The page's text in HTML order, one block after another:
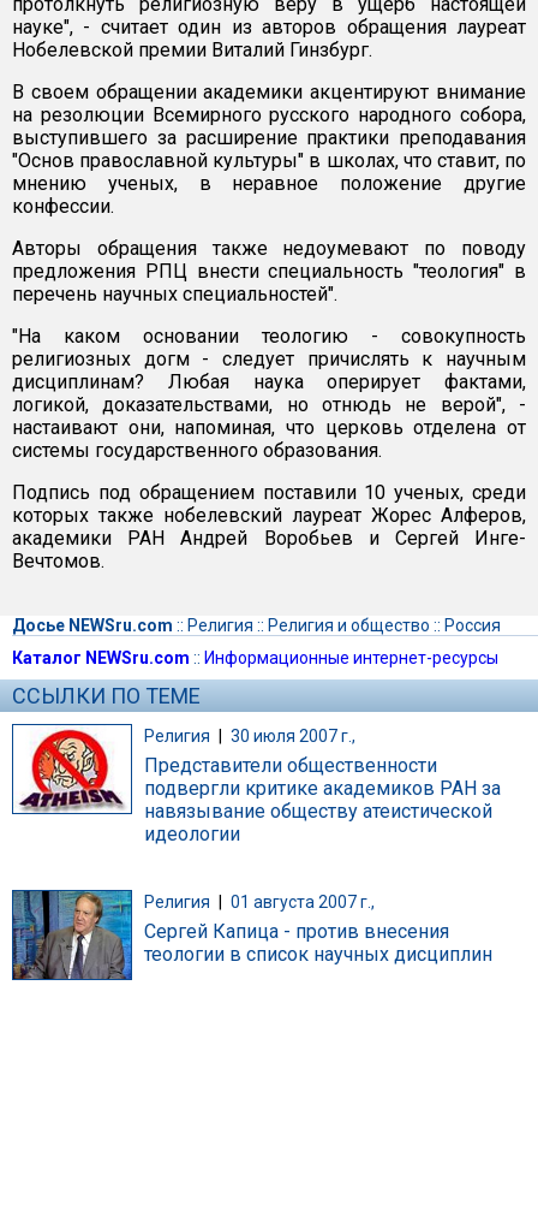
науке", - считает один из авторов обращения лауреат
Нобелевской премии Виталий Гинзбург.
В своем обращении академики акцентируют внимание
на резолюции Всемирного русского народного собора,
выступившего за расширение практики преподавания
"Основ православной культуры" в школах, что ставит, по
мнению ученых, в неравное положение другие
конфессии.
Авторы обращения также недоумевают по поводу
предложения РПЦ внести специальность "теология" в
перечень научных специальностей".
"На каком основании теологию - совокупность
религиозных догм - следует причислять к научным
дисциплинам? Любая наука оперирует фактами,
логикой, доказательствами, но отнюдь не верой", -
настаивают они, напоминая, что церковь отделена от
системы государственного образования.
Подпись под обращением поставили 10 ученых, среди
которых также нобелевский лауреат Жорес Алферов,
академики РАН Андрей Воробьев и Сергей Инге-
Вечтомов.
Досье NEWSru.com :: Религия :: Религия и общество :: Россия
Каталог NEWSru.com :: Информационные интернет-ресурсы
ССЫЛКИ ПО ТЕМЕ
Религия | 30 июля 2007 г.,
Представители общественности
подвергли критике академиков РАН за
навязывание обществу атеистической
идеологии
Религия 01 августа 2007 г.,
Сергей Капица - против внесения
теологии в список научных дисциплин